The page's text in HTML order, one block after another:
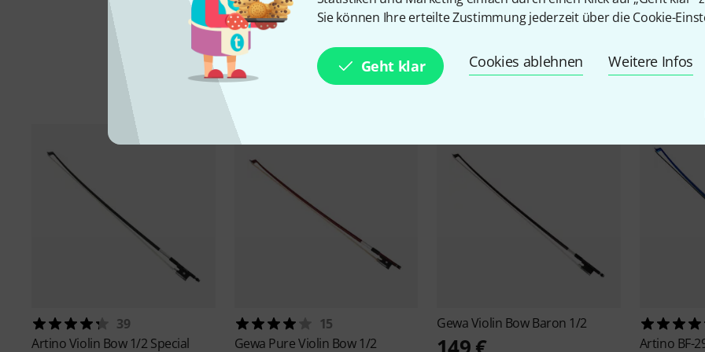
Sie können Ihre erteilte Zustimmung jederzeit über die Cookie-
Geht klar Cookies ablehnen Weitere Infos
Zubehör & passende Artikel
39
ArtinoViolin Bow 1/2 Special
15
Gewa Pure Violin Bow 1/2
GewaViolin Bow Baron 1/2
Artino BF-